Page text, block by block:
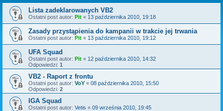
Lista zadeklarowanych VB2
Ostatni post autor: Pit « 13 października 2010, 19:18
Zasady przystąpienia do kampanii w trakcie jej trwania
Ostatni post autor: Pit « 13 października 2010, 19:12
UFA Squad
Ostatni post autor: Pit « 12 października 2010, 14:32
Odpowiedzi: 1
VB2 - Raport z frontu
Ostatni post autor: VoY « 08 października 2010, 15:50
Odpowiedzi: 2
IGA Squad
Ostatni post autor: Vetis « 09 września 2010, 19:45